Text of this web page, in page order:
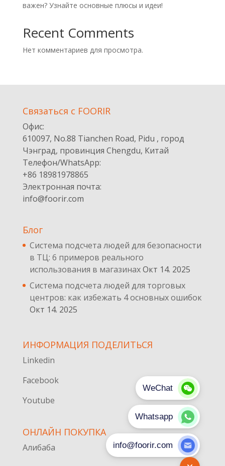
важен? Узнайте основные плюсы и идеи!
Recent Comments
Нет комментариев для просмотра.
Cвязаться с FOORIR
Офис:
610097, No.88 Tianchen Road, Pidu , город
Чэнград, провинция Chengdu, Китай
Телефон/WhatsApp:
+86 18981978865
Электронная почта:
info@foorir.com
Блог
Система подсчета людей для безопасности
в ТЦ: 6 примеров реального
использования в магазинахОкт 14. 2025
Система подсчета людей для торговых
центров: как избежать 4 основных ошибок
Окт 14. 2025
ИНФОРМАЦИЯ ПОДЕЛИТЬСЯ
Linkedin
Facebook
Youtube
ОНЛАЙН ПОКУПКА
Алибаба